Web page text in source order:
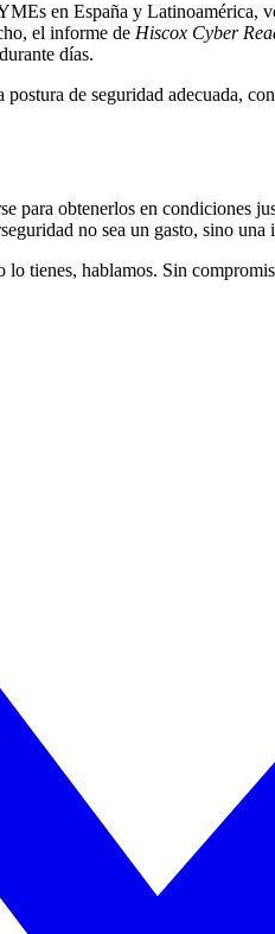
en España y Latinoamérica,
el informe de Hiscox Cyber
días.
de seguridad adecuada,
para obtenerlos en condiciones
no sea un gasto, sino
tienes, hablamos. Sin